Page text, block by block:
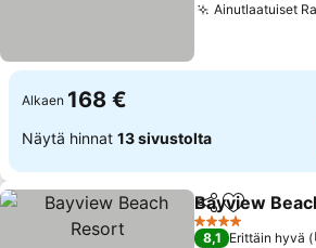
Ainutlaatuiset
Alkaen 168 €
Näytä hinnat 13 sivustolta
Jaa Lisää
Bayview
4 Tähtiluokitus
8,1 Erittäin hyvä